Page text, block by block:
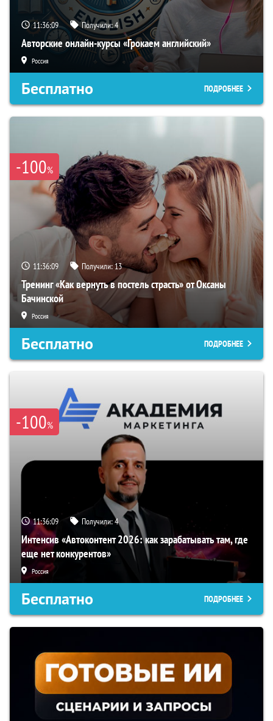
11:36:08 Получили:4
Авторские онлайн-курсы «Грокаем английский»
Россия
Бесплатно ПОДРОБНЕЕ
-100%
11:36:08 Получили:13
Тренинг «Как вернуть в постель страсть» от Оксаны
Бачинской
Россия
Бесплатно ПОДРОБНЕЕ
-100%
11:36:08 Получили:4
Интенсив «Автоконтент 2026: как зарабатывать там, где
еще нет конкурентов»
Россия
Бесплатно ПОДРОБНЕЕ